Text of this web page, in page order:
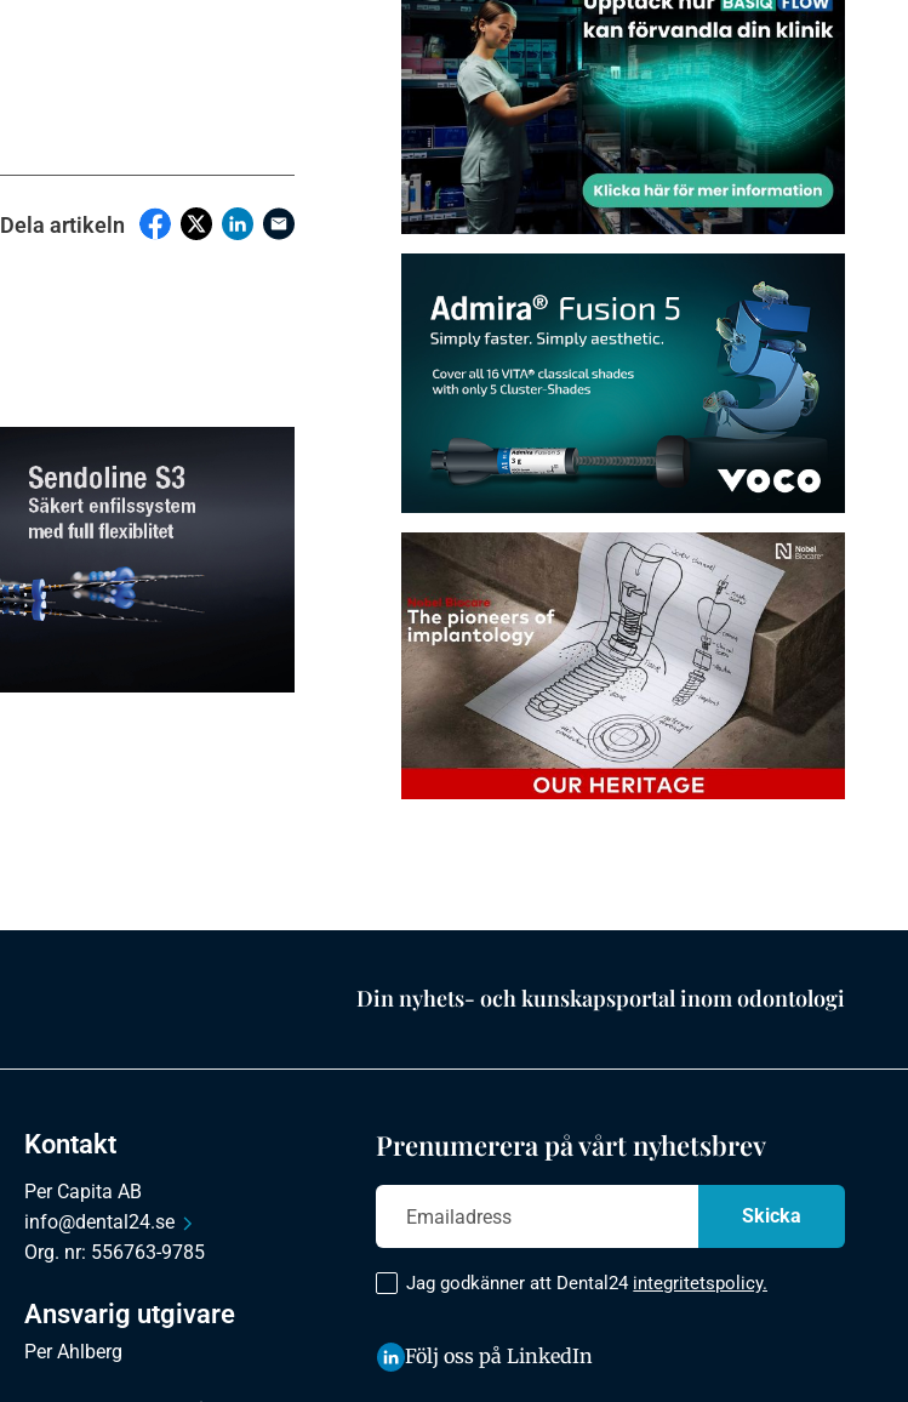
Dela artikeln
Din nyhets- och kunskapsportal inom odontologi
Kontakt
Per Capita AB
info@dental24.se
Org. nr: 556763-9785
Ansvarig utgivare
Per Ahlberg
Prenumerera på vårt nyhetsbrev
Jag godkänner att Dental24 integritetspolicy.
Följ oss på LinkedIn